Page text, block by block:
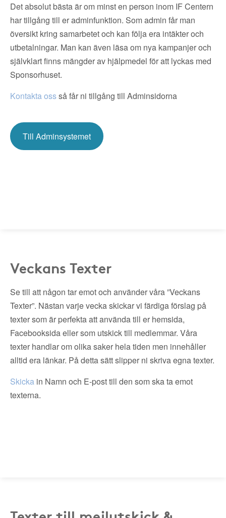
Det absolut bästa är om minst en person inom IF Centern
har tillgång till er adminfunktion. Som admin får man
översikt kring samarbetet och kan följa era intäkter och
utbetalningar. Man kan även läsa om nya kampanjer och
självklart finns mängder av hjälpmedel för att lyckas med
Sponsorhuset.
Kontakta ossså får ni tillgång till Adminsidorna
Till Adminsystemet
Veckans Texter
Se till att någon tar emot och använder våra ”Veckans
Texter”. Nästan varje vecka skickar vi färdiga förslag på
texter som är perfekta att använda till er hemsida,
Facebooksida eller som utskick till medlemmar. Våra
texter handlar om olika saker hela tiden men innehåller
alltid era länkar. På detta sätt slipper ni skriva egna texter.
Skicka in Namn och E-post till den som ska ta emot
texterna.